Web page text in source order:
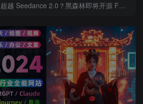
超越 Seedance 2.0？黑森林即将开源 FLUX 3 Dev！Self-Flow 世界模型首次曝光，20 秒音画同步 AI 视频时代来了！